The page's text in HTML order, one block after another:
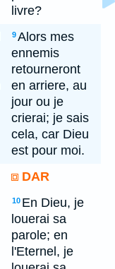
livre?
9Alors mes
ennemis
retourneront
en arriere, au
jour ou je
crierai; je sais
cela, car Dieu
est pour moi.
DAR
10 En Dieu, je
louerai sa
parole; en
l'Eternel, je